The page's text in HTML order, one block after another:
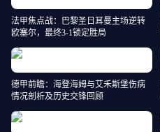
法甲焦点战：巴黎圣日耳曼主场逆转
欧塞尔，最终3-1锁定胜局
德甲前瞻：海登海姆与艾禾斯堡伤病
情况剖析及历史交锋回顾